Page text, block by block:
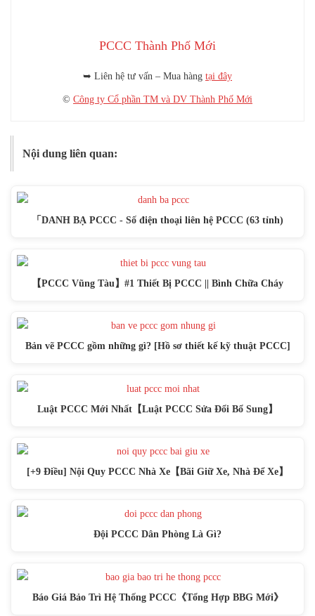
PCCC Thành Phố Mới
➥ Liên hệ tư vấn – Mua hàng tại đây
© Công ty Cổ phần TM và DV Thành Phố Mới
Nội dung liên quan:
「DANH BẠ PCCC - Số điện thoại liên hệ PCCC (63 tỉnh)
【PCCC Vũng Tàu】#1 Thiết Bị PCCC || Bình Chữa Cháy
Bản vẽ PCCC gồm những gì? [Hồ sơ thiết kế kỹ thuật PCCC]
Luật PCCC Mới Nhất【Luật PCCC Sửa Đổi Bổ Sung】
[+9 Điều] Nội Quy PCCC Nhà Xe【Bãi Giữ Xe, Nhà Để Xe】
Đội PCCC Dân Phòng Là Gì?
Báo Giá Bảo Trì Hệ Thống PCCC《Tổng Hợp BBG Mới》